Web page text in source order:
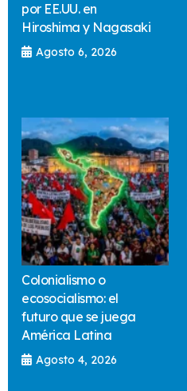
por EE.UU. en
Hiroshima y Nagasaki
Agosto 6, 2026
Colonialismo o
ecosocialismo: el
futuro que se juega
América Latina
Agosto 4, 2026